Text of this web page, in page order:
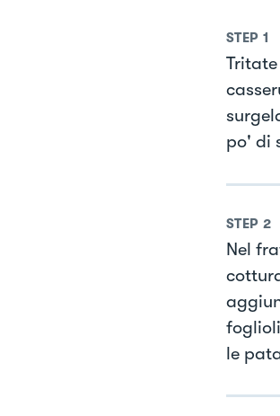
STEP 1
po' di
STEP 2
Nel
le